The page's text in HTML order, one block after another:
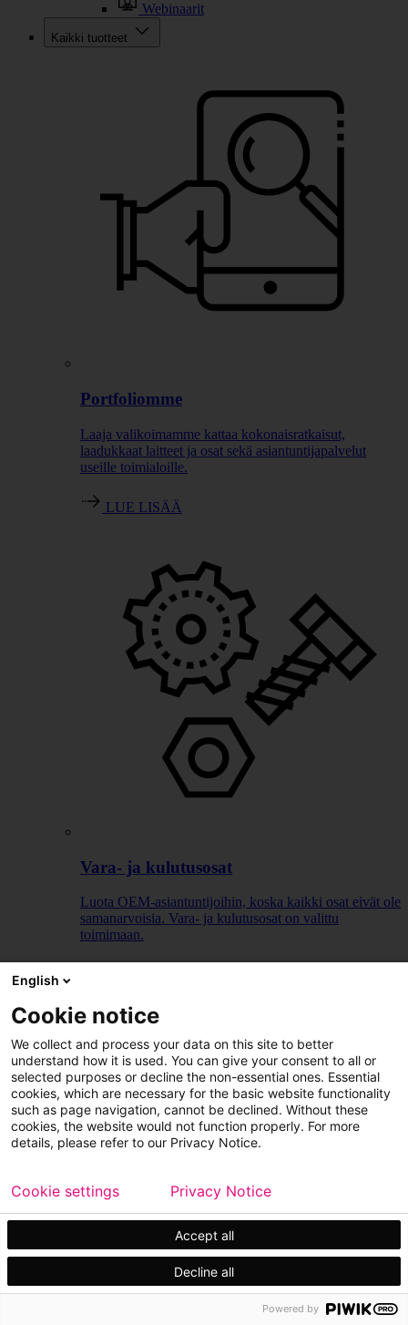
Webinaarit
Kaikki tuotteet
Portfoliomme
Laaja valikoimamme kattaa kokonaisratkaisut,
laadukkaat laitteet ja osat sekä asiantuntijapalvelut
useille toimialoille.
LUE LISÄÄ
Vara- ja kulutusosat
Luota OEM-asiantuntijoihin, koska kaikki osat eivät ole
samanarvoisia. Vara- ja kulutusosat on valittu
toimimaan.
English
Cookie notice
We collect and process your data on this site to better
understand how it is used. You can give your consent to all or
selected purposes or decline the non-essential ones. Essential
cookies, which are necessary for the basic website functionality
such as page navigation, cannot be declined. Without these
cookies, the website would not function properly. For more
details, please refer to our Privacy Notice.
Accept all
Decline all
Cookie settings Privacy Notice
Powered by